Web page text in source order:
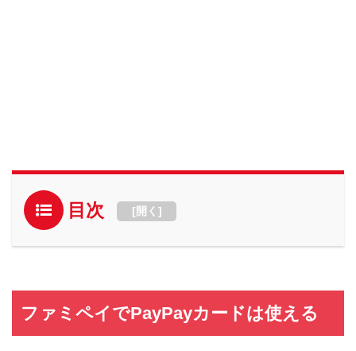
目次 [開く ]
ファミペイでPayPayカードは使える